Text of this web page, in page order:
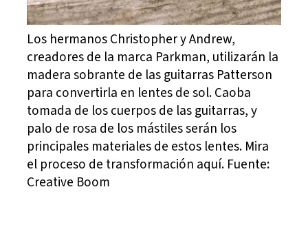
Los hermanos Christopher y Andrew,
creadores de la marca Parkman, utilizarán la
madera sobrante de las guitarras Patterson
para convertirla en lentes de sol. Caoba
tomada de los cuerpos de las guitarras, y
palo de rosa de los mástiles serán los
principales materiales de estos lentes. Mira
el proceso de transformación aquí. Fuente:
Creative Boom